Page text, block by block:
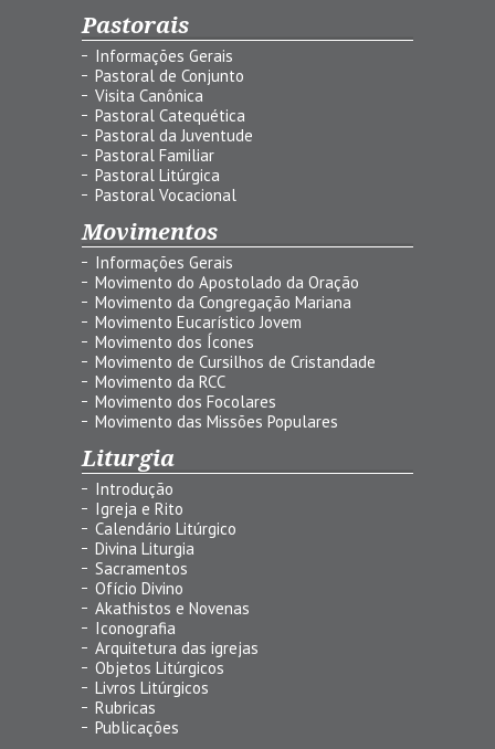
Pastorais
Informações Gerais
Pastoral de Conjunto
Visita Canônica
Pastoral Catequética
Pastoral da Juventude
Pastoral Familiar
Pastoral Litúrgica
Pastoral Vocacional
Movimentos
Informações Gerais
Movimento do Apostolado da Oração
Movimento da Congregação Mariana
Movimento Eucarístico Jovem
Movimento dos Ícones
Movimento de Cursilhos de Cristandade
Movimento da RCC
Movimento dos Focolares
Movimento das Missões Populares
Liturgia
Introdução
Igreja e Rito
Calendário Litúrgico
Divina Liturgia
Sacramentos
Ofício Divino
Akathistos e Novenas
Iconografia
Arquitetura das igrejas
Objetos Litúrgicos
Livros Litúrgicos
Rubricas
Publicações